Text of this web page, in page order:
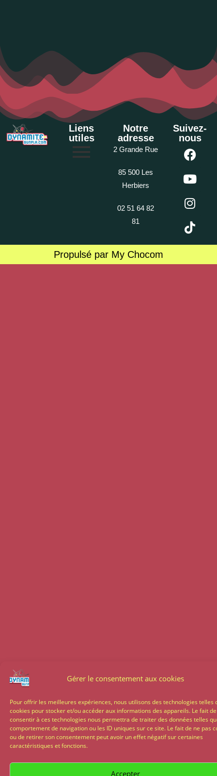
Gérer le consentement aux cookies
Pour offrir les meilleures expériences, nous utilisons des technologies telles
cookies pour stocker et/ou accéder aux informations des appareils. Le fait de
consentir à ces technologies nous permettra de traiter des données telles
comportement de navigation ou les ID uniques sur ce site. Le fait de ne pas
ou de retirer son consentement peut avoir un effet négatif sur certaines
caractéristiques et fonctions.
Accepter
Liens
utiles
Notre
adresse
2 Grande Rue
85 500 Les
Herbiers
02 51 64 82
81
Suivez-
nous
Propulsé par My Chocom